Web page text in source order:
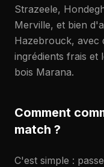
Strazeele,
Merville, et bien
Hazebrouck, avec
ingrédients frais et
bois Marana.
Comment
match ?
C'est simple :